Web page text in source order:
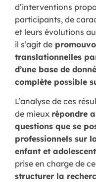
d’interventions
participants, de
et leurs évolutions
il s’agit de
translationnelles
d’une base de
complète possible
L’analyse de ces
de mieux répondre
questions que se
professionnels sur
enfant et
prise en charge de
structurer la